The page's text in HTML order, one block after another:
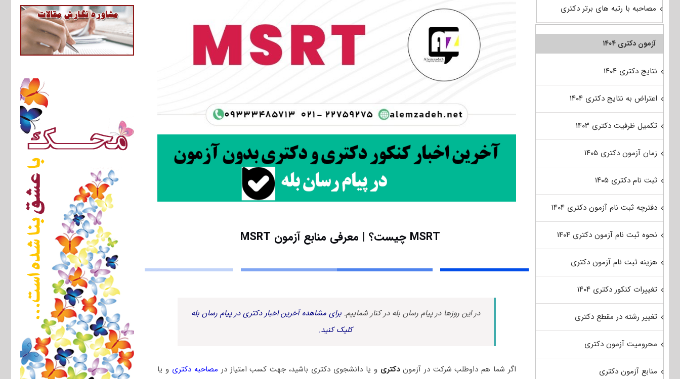
MSRT چیست؟ | معرفی منابع آزمون MSRT
در این روزها در پیام رسان بله در کنار شماییم. برای مشاهده آخرین اخبار دکتری در پیام رسان بله
کلیک کنید.
اگر شما هم داوطلب شرکت در آزموندکتری و یا دانشجوی دکتری باشید، جهت کسب امتیاز در مصاحبه دکتری و یا
مصاحبه با رتبه های برتر دکتری
آزمون دکتری ۱۴۰۴
نتایج دکتری ۱۴۰۴
اعتراض به نتایج دکتری ۱۴۰۴
تکمیل ظرفیت دکتری ۱۴۰۳
زمان آزمون دکتری ۱۴۰۵
ثبت نام دکتری ۱۴۰۵
دفترچه ثبت نام آزمون دکتری ۱۴۰۴
نحوه ثبت نام آزمون دکتری ۱۴۰۴
هزینه ثبت نام آزمون دکتری
تغییرات کنکور دکتری ۱۴۰۴
تغییر رشته در مقطع دکتری
محرومیت آزمون دکتری
منابع آزمون دکتری